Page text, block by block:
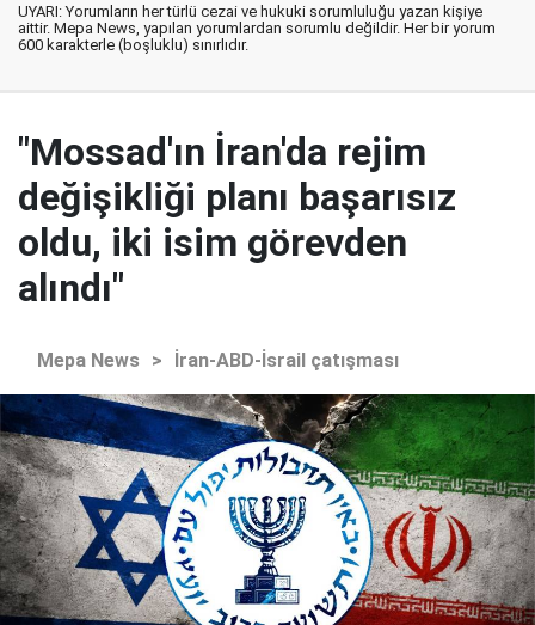
UYARI: Yorumların her türlü cezai ve hukuki sorumluluğu yazan kişiye
aittir. Mepa News, yapılan yorumlardan sorumlu değildir. Her bir yorum
600 karakterle (boşluklu) sınırlıdır.
"Mossad'ın İran'da rejim
değişikliği planı başarısız
oldu, iki isim görevden
alındı"
Mepa News > İran-ABD-İsrail çatışması